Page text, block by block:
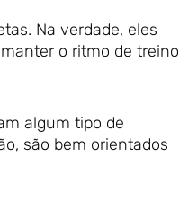
Na verdade, eles
o ritmo de treino
algum tipo de
são bem orientados